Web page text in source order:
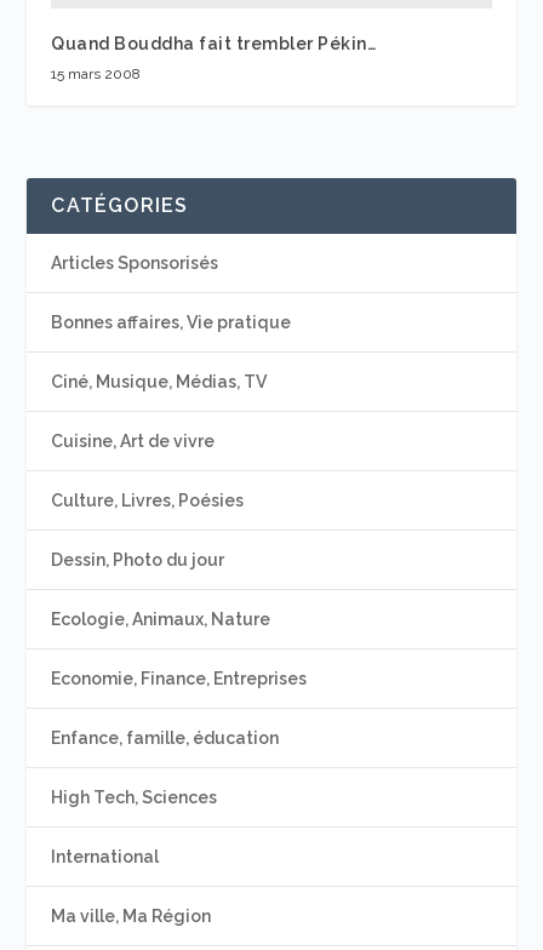
Quand Bouddha fait trembler Pékin…
15 mars 2008
CATÉGORIES
Articles Sponsorisés
Bonnes affaires, Vie pratique
Ciné, Musique, Médias, TV
Cuisine, Art de vivre
Culture, Livres, Poésies
Dessin, Photo du jour
Ecologie, Animaux, Nature
Economie, Finance, Entreprises
Enfance, famille, éducation
High Tech, Sciences
International
Ma ville, Ma Région